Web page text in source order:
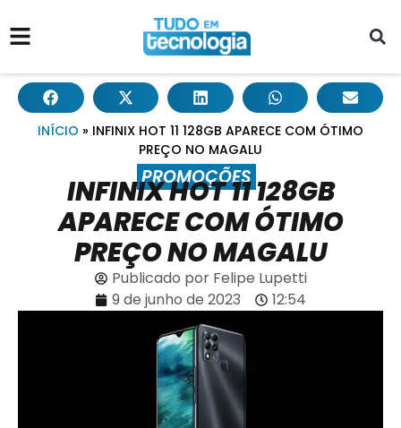
INÍCIO » INFINIX HOT 11 128GB APARECE COM ÓTIMO
PREÇO NO MAGALU
PROMOÇÕES
INFINIX HOT 11 128GB
APARECE COM ÓTIMO
PREÇO NO MAGALU
Publicado porFelipe Lupetti
9 de junho de 2023
12:54